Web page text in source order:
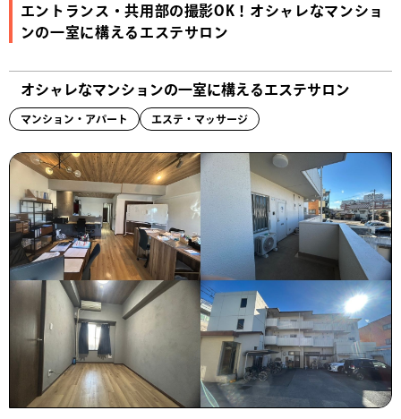
エントランス・共用部の撮影OK！オシャレなマンショ
ンの一室に構えるエステサロン
オシャレなマンションの一室に構えるエステサロン
マンション・アパート エステ・マッサージ